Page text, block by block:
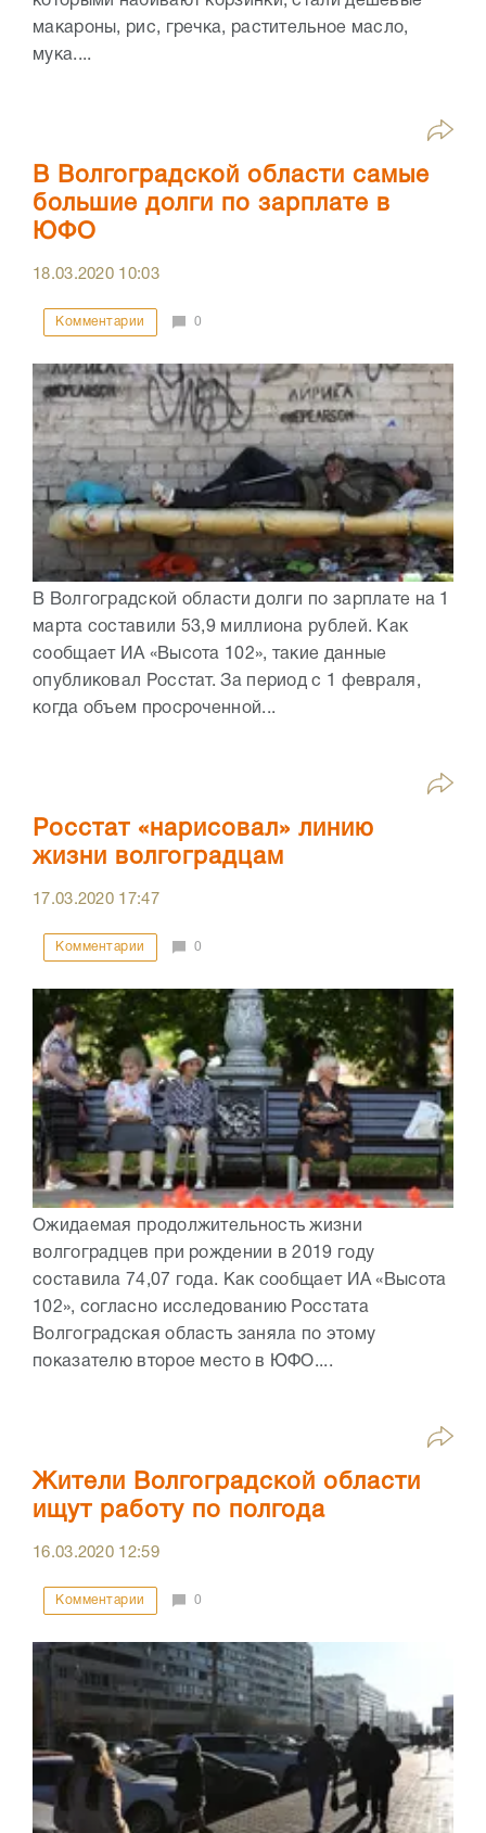
макароны, рис, гречка, растительное масло,
мука....
В Волгоградской области самые
большие долги по зарплате в
ЮФО
18.03.2020 10:03
Комментарии 0
В Волгоградской области долги по зарплате на 1
марта составили 53,9 миллиона рублей. Как
сообщает ИА «Высота 102», такие данные
опубликовал Росстат. За период с 1 февраля,
когда объем просроченной...
Росстат «нарисовал» линию
жизни волгоградцам
17.03.2020 17:47
Комментарии 0
Ожидаемая продолжительность жизни
волгоградцев при рождении в 2019 году
составила 74,07 года. Как сообщает ИА «Высота
102», согласно исследованию Росстата
Волгоградская область заняла по этому
показателю второе место в ЮФО....
Жители Волгоградской области
ищут работу по полгода
16.03.2020 12:59
Комментарии 0